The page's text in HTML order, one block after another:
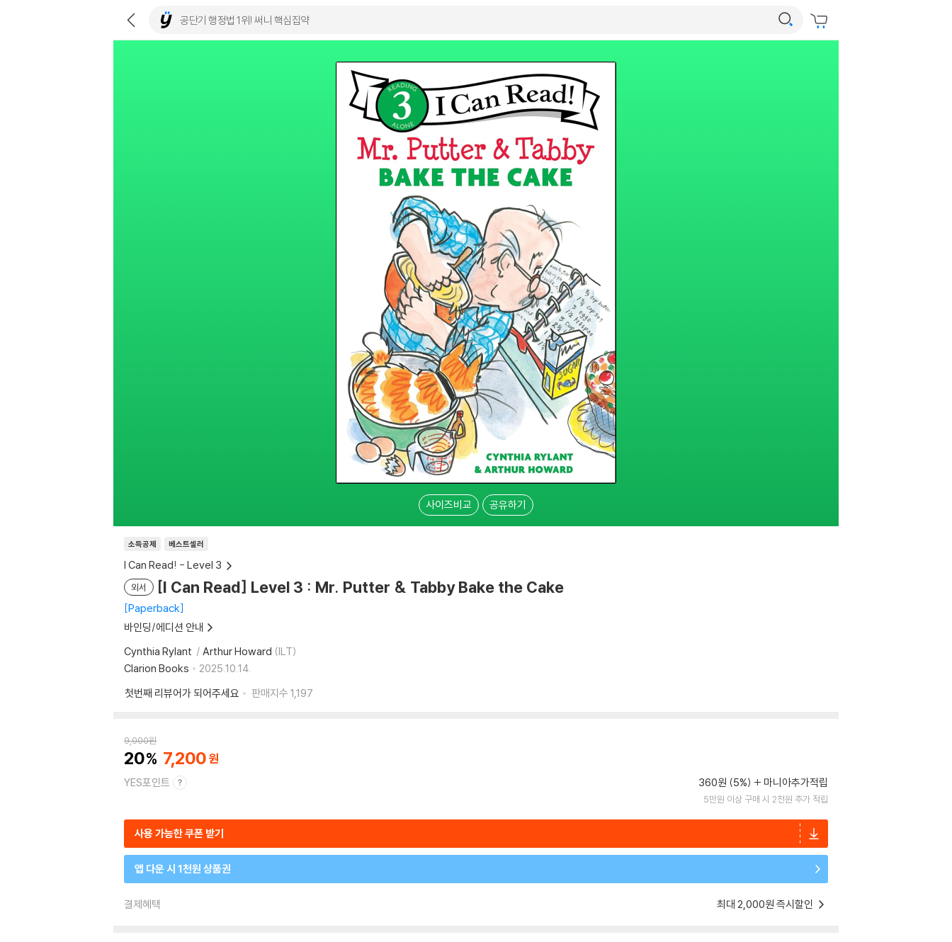
사이즈비교 공유하기
소득공제 베스트셀러
I Can Read! - Level 3
외서 [I Can Read] Level 3 : Mr. Putter & Tabby Bake the Cake
Paperback
바인딩/에디션 안내
Cynthia Rylant
Arthur Howard (ILT)
Clarion Books
2025.10.14.
첫번째 리뷰어가 되어주세요
판매지수 1,197
9,000원
20 7,200
YES포인트 360원 (5%) 마니아추가적립
5만원 이상 구매 시 2천원 추가 적립
사용 가능한 쿠폰 받기
앱 다운 시 1천원 상품권
결제혜택 최대 2,000원 즉시할인